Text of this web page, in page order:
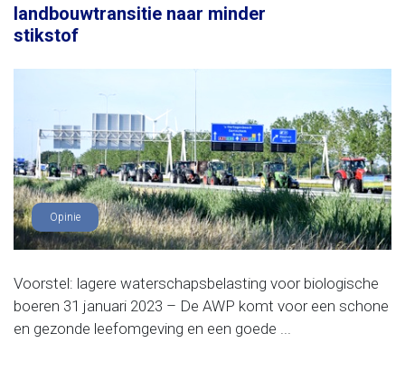
landbouwtransitie naar minder
stikstof
Opinie
Voorstel: lagere waterschapsbelasting voor biologische
boeren 31 januari 2023 – De AWP komt voor een schone
en gezonde leefomgeving en een goede ...